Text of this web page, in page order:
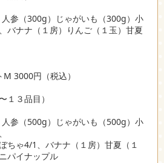
人参（300g）じゃがいも（300g）小
バナナ（１房）りんご（１玉）甘夏
3000円（税込）
１３品目）
人参（500g）じゃがいも（500g）小
ちゃ4/1、バナナ（１房）甘夏（１
パイナップル